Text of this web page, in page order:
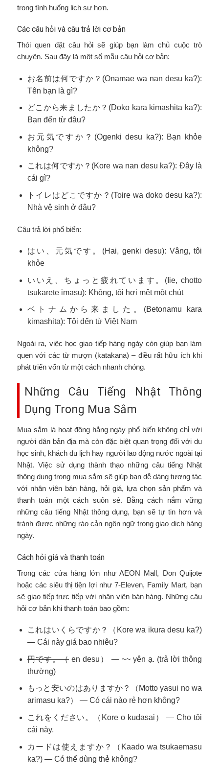
trong tình huống lịch sự hơn.
Các câu hỏi và câu trả lời cơ bản
Thói quen đặt câu hỏi sẽ giúp bạn làm chủ cuộc trò
chuyện. Sau đây là một số mẫu câu hỏi cơ bản:
お名前は何ですか？(Onamae wa nan desu ka?):
Tên bạn là gì?
どこから来ましたか？(Doko kara kimashita ka?):
Bạn đến từ đâu?
お元気ですか？(Ogenki desu ka?): Bạn khỏe
không?
これは何ですか？(Kore wa nan desu ka?): Đây là
cái gì?
トイレはどこですか？(Toire wa doko desu ka?):
Nhà vệ sinh ở đâu?
Câu trả lời phổ biến:
はい、元気です。(Hai, genki desu): Vâng, tôi
khỏe
いいえ、ちょっと疲れています。(Iie, chotto
tsukarete imasu): Không, tôi hơi mệt một chút
ベトナムから来ました。(Betonamu kara
kimashita): Tôi đến từ Việt Nam
Ngoài ra, việc học giao tiếp hàng ngày còn giúp bạn làm
quen với các từ mượn (katakana) – điều rất hữu ích khi
phát triển vốn từ một cách nhanh chóng.
Những Câu Tiếng Nhật Thông
Dụng Trong Mua Sắm
Mua sắm là hoạt động hằng ngày phổ biến không chỉ với
người dân bản địa mà còn đặc biệt quan trọng đối với du
học sinh, khách du lịch hay người lao động nước ngoài tại
Nhật. Việc sử dụng thành thạo những câu tiếng Nhật
thông dụng trong mua sắm sẽ giúp bạn dễ dàng tương tác
với nhân viên bán hàng, hỏi giá, lựa chọn sản phẩm và
thanh toán một cách suôn sẻ. Bằng cách nắm vững
những câu tiếng Nhật thông dụng, bạn sẽ tự tin hơn và
tránh được những rào cản ngôn ngữ trong giao dịch hàng
ngày.
Cách hỏi giá và thanh toán
Trong các cửa hàng lớn như AEON Mall, Don Quijote
hoặc các siêu thị tiện lợi như 7-Eleven, Family Mart, bạn
sẽ giao tiếp trực tiếp với nhân viên bán hàng. Những câu
hỏi cơ bản khi thanh toán bao gồm:
これはいくらですか？（Kore wa ikura desu ka?)
— Cái này giá bao nhiêu?
円です。（en desu） — ~~ yên ạ. (trả lời thông
thường)
もっと安いのはありますか？（Motto yasui no wa
arimasu ka?） — Có cái nào rẻ hơn không?
これをください。（Kore o kudasai） — Cho tôi
cái này.
カードは使えますか？（Kaado wa tsukaemasu
ka?) — Có thể dùng thẻ không?